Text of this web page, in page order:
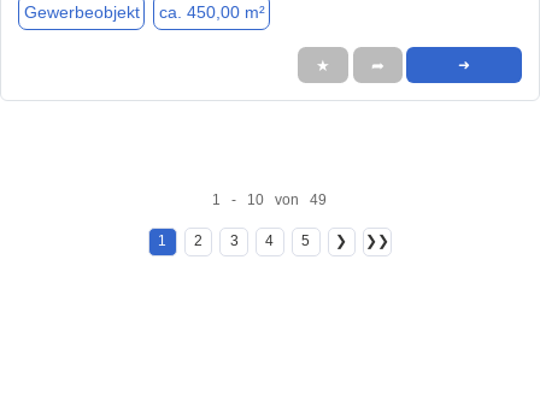
Gewerbeobjekt ca. 450,00 m²
★ ➦ ➜
1 - 10 von 49
1 2 3 4 5 ❯ ❯❯